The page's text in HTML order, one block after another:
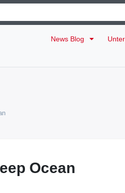
News Blog
Ocean